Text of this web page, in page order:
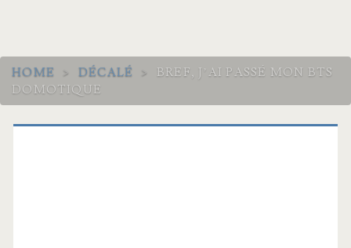
HOME > DÉCALÉ >
BREF, J’AI PASSÉ MON BTS
DOMOTIQUE